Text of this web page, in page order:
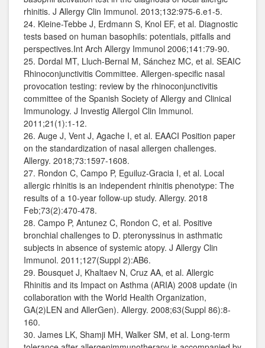
rhinitis. J Allergy Clin Immunol. 2013;132:975-6.e1-5.
24. Kleine-Tebbe J, Erdmann S, Knol EF, et al. Diagnostic
tests based on human basophils: potentials, pitfalls and
perspectives.Int Arch Allergy Immunol 2006;141:79-90.
25. Dordal MT, Lluch-Bernal M, Sánchez MC, et al. SEAIC
Rhinoconjunctivitis Committee. Allergen-specific nasal
provocation testing: review by the rhinoconjunctivitis
committee of the Spanish Society of Allergy and Clinical
Immunology. J Investig Allergol Clin Immunol.
2011;21(1):1-12.
26. Auge J, Vent J, Agache I, et al. EAACI Position paper
on the standardization of nasal allergen challenges.
Allergy. 2018;73:1597-1608.
27. Rondon C, Campo P, Eguiluz-Gracia I, et al. Local
allergic rhinitis is an independent rhinitis phenotype: The
results of a 10-year follow-up study. Allergy. 2018
Feb;73(2):470-478.
28. Campo P, Antunez C, Rondon C, et al. Positive
bronchial challenges to D. pteronyssinus in asthmatic
subjects in absence of systemic atopy. J Allergy Clin
Immunol. 2011;127(Suppl 2):AB6.
29. Bousquet J, Khaltaev N, Cruz AA, et al. Allergic
Rhinitis and its Impact on Asthma (ARIA) 2008 update (in
collaboration with the World Health Organization,
GA(2)LEN and AllerGen). Allergy. 2008;63(Suppl 86):8‐
160.
30. James LK, Shamji MH, Walker SM, et al. Long-term